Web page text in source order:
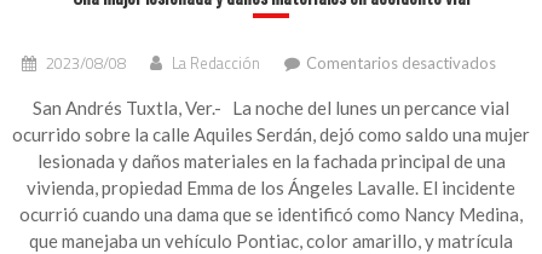
2023/08/08 La Redacción Comentarios desactivados
mujer
daños
en
San Andrés Tuxtla, Ver.- La noche del lunes un percance vial
ocurrido sobre la calle Aquiles Serdán, dejó como saldo una mujer
lesionada y daños materiales en la fachada principal de una
vivienda, propiedad Emma de los Ángeles Lavalle. El incidente
ocurrió cuando una dama que se identificó como Nancy Medina,
que manejaba un vehículo Pontiac, color amarillo, y matrícula